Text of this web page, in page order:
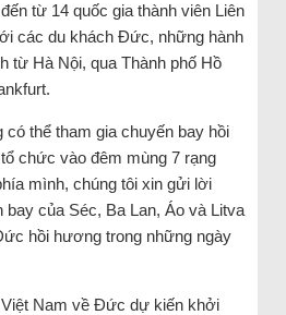
từ 14 quốc gia thành viên Liên
các du khách Đức, những hành
từ Hà Nội, qua Thành phố Hồ
thể tham gia chuyến bay hồi
chức vào đêm mùng 7 rạng
mình, chúng tôi xin gửi lời
của Séc, Ba Lan, Áo và Litva
hồi hương trong những ngày
Nam về Đức dự kiến khởi